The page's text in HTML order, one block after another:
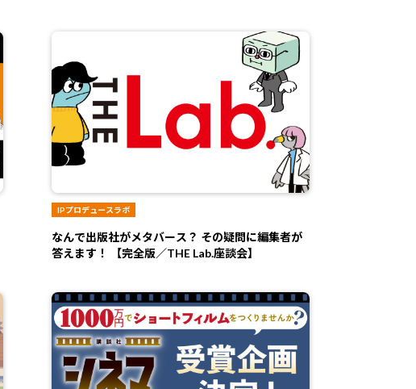
IPプロデュースラボ
なんで出版社がメタバース？ その疑問に編集者が
答えます！ 【完全版／THE Lab.座談会】